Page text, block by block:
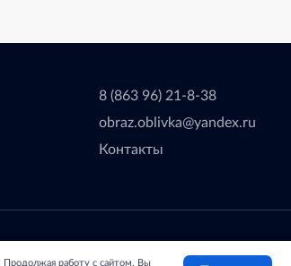
8 (863 96) 21-8-38
obraz.oblivka@yandex.ru
Контакты
вООО "Проводник"
Продолжая работу с сайтом, Вы